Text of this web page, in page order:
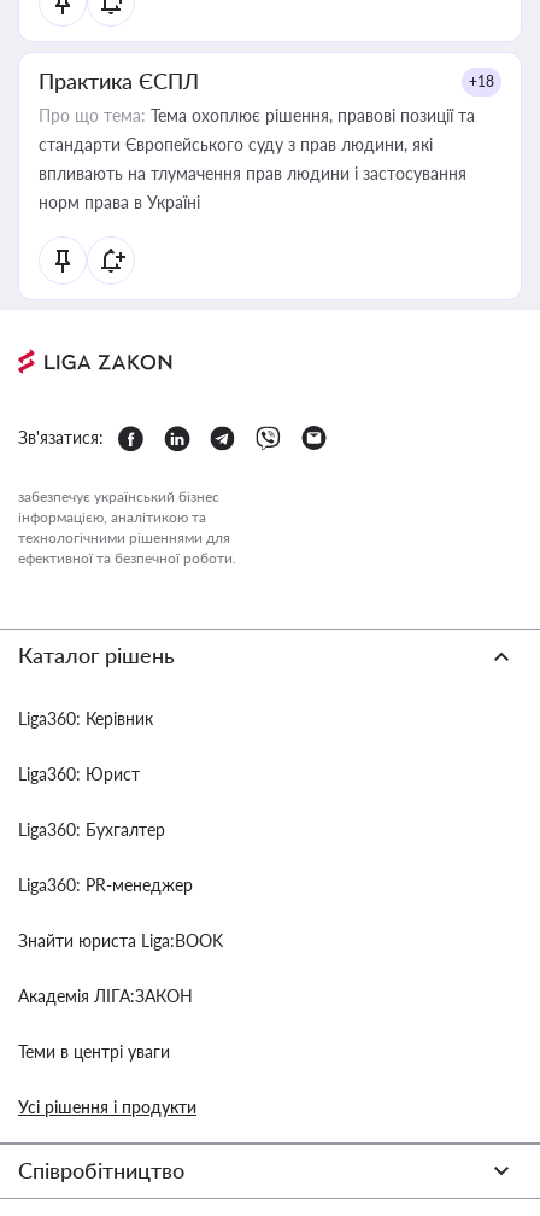
Практика ЄСПЛ +18
Про що тема: Тема охоплює рішення, правові позиції та
стандарти Європейського суду з прав людини, які
впливають на тлумачення прав людини і застосування
норм права в Україні
Зв'язатися:
забезпечує український бізнес
інформацією, аналітикою та
технологічними рішеннями для
ефективної та безпечної роботи.
Каталог рішень
Liga360: Керівник
Liga360: Юрист
Liga360: Бухгалтер
Liga360: PR-менеджер
Знайти юриста Liga:BOOK
Академія ЛІГА:ЗАКОН
Теми в центрі уваги
Усі рішення і продукти
Співробітництво